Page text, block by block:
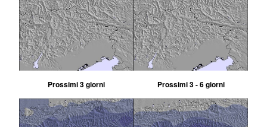
Prossimi 3 giorni Prossimi 3 - 6 giorni